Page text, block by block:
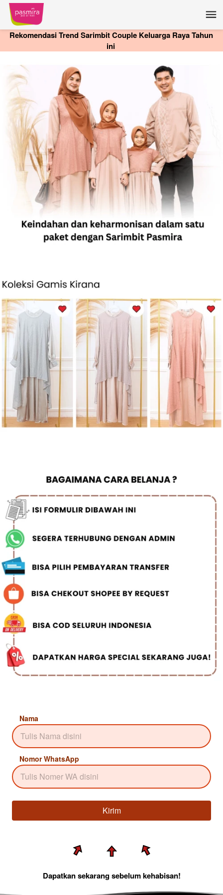
Rekomendasi Trend Sarimbit Couple Keluarga Raya Tahun
ini
Nama
Nomor WhatsApp
`Kirim
Dapatkan sekarang sebelum kehabisan!